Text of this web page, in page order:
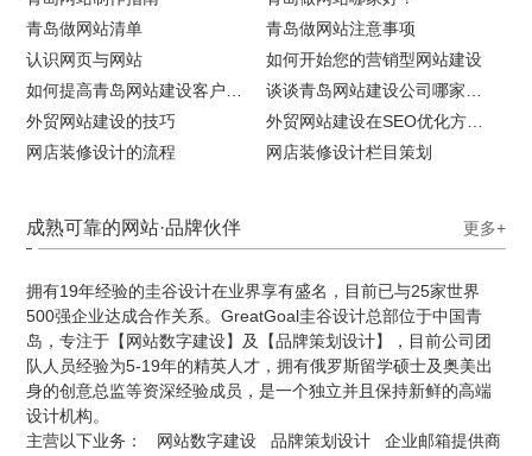
青岛做网站清单
青岛做网站注意事项
认识网页与网站
如何开始您的营销型网站建设
外贸网站建设的技巧
网店装修设计的流程
网店装修设计栏目策划
成熟可靠的网站·品牌伙伴 更多+
拥有19年经验的圭谷设计在业界享有盛名，目前已与25家世界
500强企业达成合作关系。GreatGoal圭谷设计总部位于中国青
岛，专注于【网站数字建设】及【品牌策划设计】，目前公司团
队人员经验为5-19年的精英人才，拥有俄罗斯留学硕士及奥美出
身的创意总监等资深经验成员，是一个独立并且保持新鲜的高端
设计机构。
主营以下业务： 网站数字建设 品牌策划设计 企业邮箱提供商